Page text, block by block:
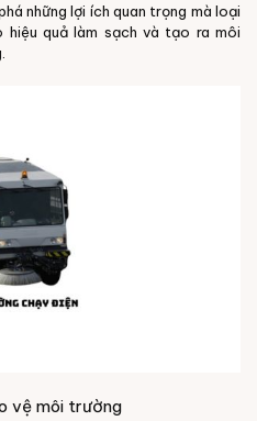
những lợi ích quan trọng mà loại
hiệu quả làm sạch và tạo ra môi
vệ môi trường